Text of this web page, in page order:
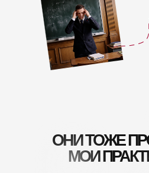
ОНИ ТОЖЕ
МОИ